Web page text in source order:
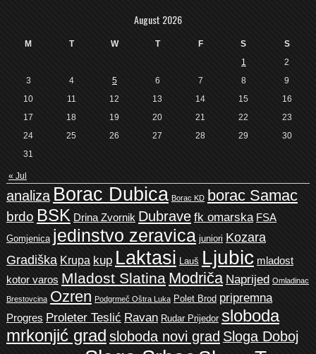
August 2026
M T W T F S S
« Jul
1
2
3
4 5 6 7 8
9
10
11 12 13 14 15
16
17
18 19 20 21 22
23
24
25 26 27 28 29
30
31
analiza Borac Dubica Borac KD borac Samac
brdo BSK Drina Zvornik Dubrave fk omarska FSA
Gomjenica jedinstvo zeravica juniori Kozara
Gradiška Krupa kup Laktasi Lauš Ljubic mladost
kotor varos Mladost Slatina Modriča Naprijed Omladinac
Brestovcina Ozren Podgrmeč Oštra Luka Polet Brod pripremna
Progres Proleter Teslić Ravan Rudar Prijedor sloboda
mrkonjić grad sloboda novi grad Sloga Doboj